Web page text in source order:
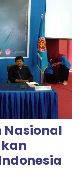
Nasional